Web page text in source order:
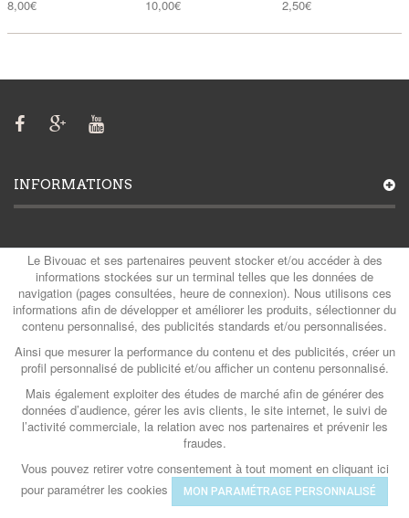
8,00€ 10,00€ 2,50€
INFORMATIONS
© Le Bivouac 2026 - Powered by QG & Com
MON COMPTE
CATÉGORIES
CONTACTS
Le Bivouac et ses partenaires peuvent stocker et/ou accéder à des
informations stockées sur un terminal telles que les données de
navigation (pages consultées, heure de connexion). Nous utilisons ces
informations afin de développer et améliorer les produits, sélectionner du
contenu personnalisé, des publicités standards et/ou personnalisées.
Ainsi que mesurer la performance du contenu et des publicités, créer un
profil personnalisé de publicité et/ou afficher un contenu personnalisé.
Mais également exploiter des études de marché afin de générer des
données d’audience, gérer les avis clients, le site internet, le suivi de
l’activité commerciale, la relation avec nos partenaires et prévenir les
fraudes.
Vous pouvez retirer votre consentement à tout moment en cliquant ici
pour paramétrer les cookies
MON PARAMÉTRAGE PERSONNALISÉ